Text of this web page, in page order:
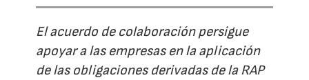
El acuerdo de colaboración persigue
apoyar a las empresas en la aplicación
de las obligaciones derivadas de la RAP